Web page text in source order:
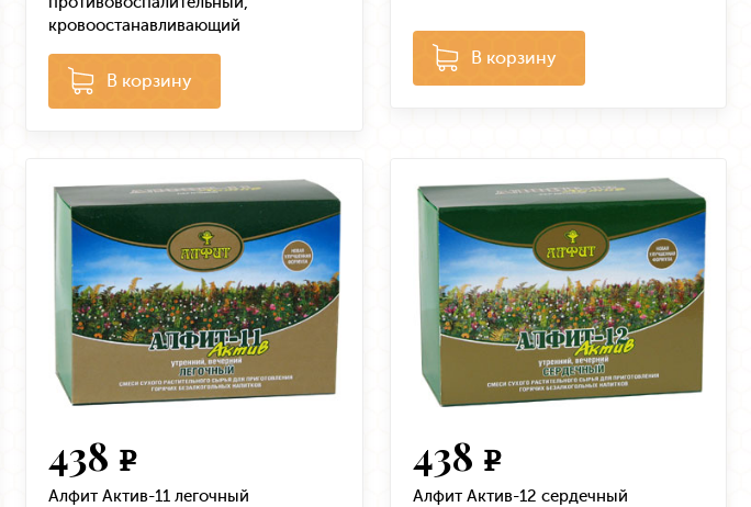
кровоостанавливающий
В корзину
В корзину
438 e
Алфит Актив-11 легочный
438 e
Алфит Актив-12 сердечный